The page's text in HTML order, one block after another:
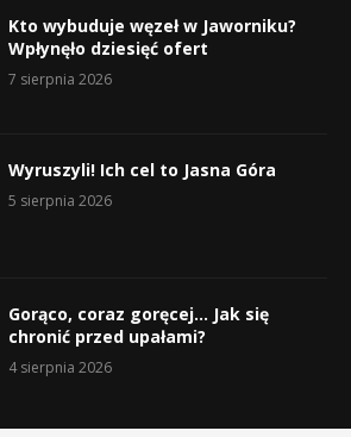
Kto wybuduje węzeł w Jaworniku?
Wpłynęło dziesięć ofert
7 sierpnia 2026
Wyruszyli! Ich cel to Jasna Góra
5 sierpnia 2026
Gorąco, coraz goręcej… Jak się
chronić przed upałami?
4 sierpnia 2026